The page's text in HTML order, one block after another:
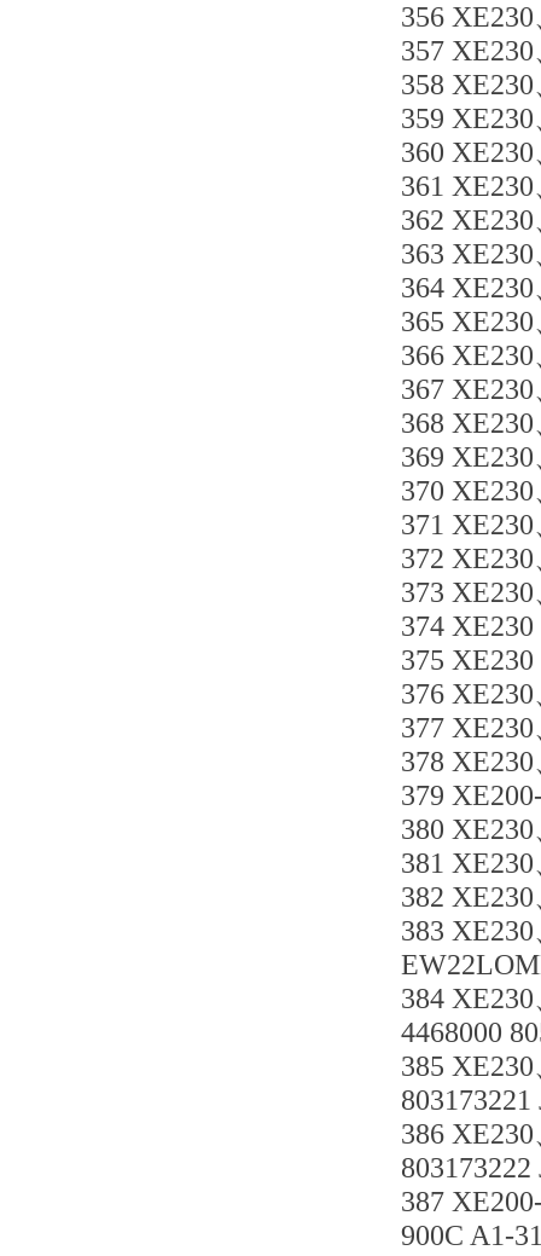
356
357
358
359
360
361
362
363
364
365
366
367
368
369
370
371
372
373
374
375
376
377
378
379
380
381
382
383
384
4468000
385
386
387
900C A1-